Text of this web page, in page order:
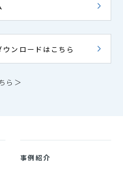
ンロードはこちら
ら ＞
事例紹介